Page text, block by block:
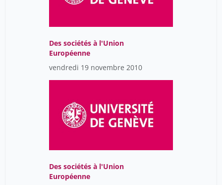
Des sociétés à l'Union
Européenne
vendredi 19 novembre 2010
Des sociétés à l'Union
Européenne